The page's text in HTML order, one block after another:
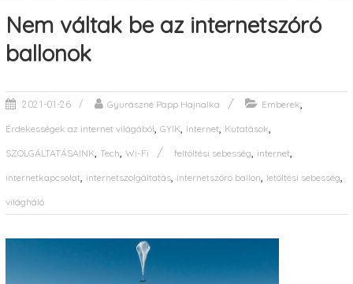
Nem váltak be az internetszóró
ballonok
2021-01-26 Gyurászné Papp Hajnalka Emberek,
Érdekességek az internet világából, GYIK, Internet, Kutatások,
SZOLGÁLTATÁSAINK, Tech, Wi-Fi feltöltési sebesség, internet,
internetkapcsolat, internetszolgáltatás, internetszóró ballon, letöltési sebesség,
világháló